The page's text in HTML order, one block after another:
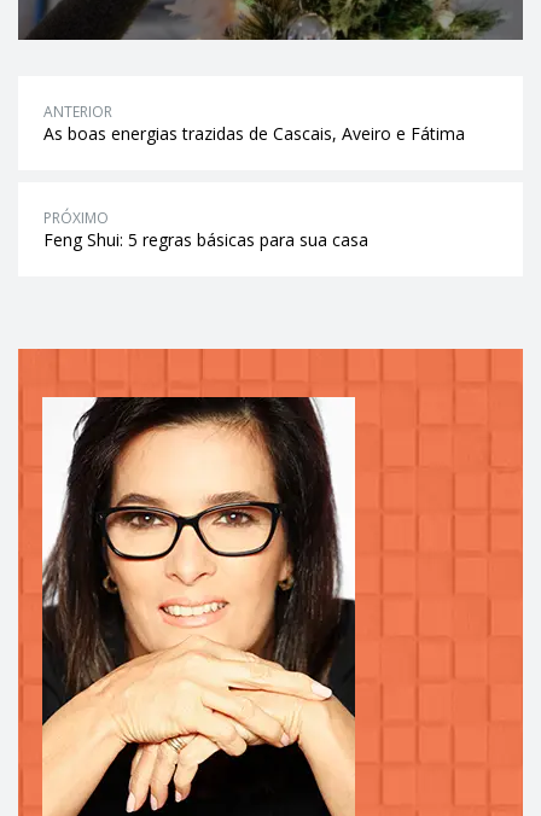
ANTERIOR
As boas energias trazidas de Cascais, Aveiro e Fátima
PRÓXIMO
Feng Shui: 5 regras básicas para sua casa